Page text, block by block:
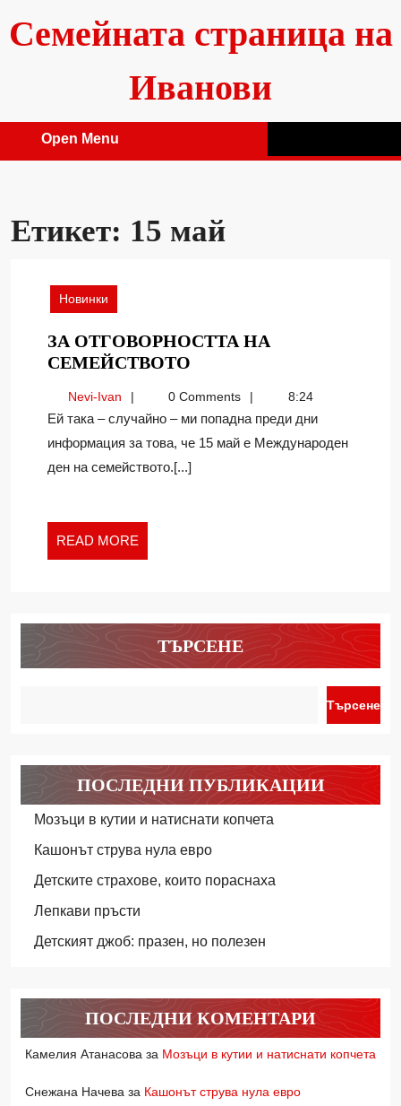
content
Семейната страница на
Иванови
Open Menu
Етикет: 15 май
Новинки
ЗА ОТГОВОРНОСТТА НА
СЕМЕЙСТВОТО
НА
СЕМЕЙСТВОТО
Nevi-IvanNevi-
Ivan
0 Comments 8:24
Ей така – случайно – ми попадна преди дни
информация за това, че 15 май е Международен
ден на семейството.[...]
READ MORE
MORE
ТЪРСЕНЕ
Търсене
ПОСЛЕДНИ ПУБЛИКАЦИИ
Мозъци в кутии и натиснати копчета
Кашонът струва нула евро
Детските страхове, които пораснаха
Лепкави пръсти
Детският джоб: празен, но полезен
ПОСЛЕДНИ КОМЕНТАРИ
Камелия Атанасова за Мозъци в кутии и натиснати копчета
Снежана Начева за Кашонът струва нула евро